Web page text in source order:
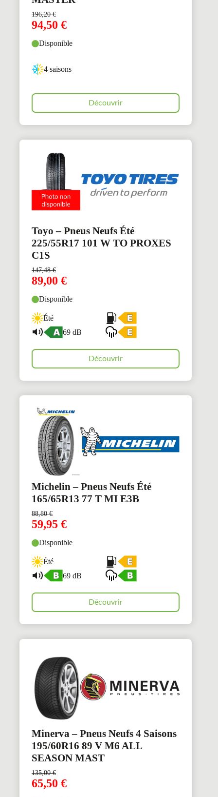
196,20€
94,50 €
Disponible
4 saisons
Découvrir
Toyo – Pneus Neufs Été
225/55R17 101 W TO PROXES
C1S
147,48€
89,00 €
Disponible
Été
69 dB
Découvrir
Michelin – Pneus Neufs Été
165/65R13 77 T MI E3B
88,80€
59,95 €
Disponible
Été
69 dB
Découvrir
Minerva – Pneus Neufs 4 Saisons
195/60R16 89 V M6 ALL
SEASON MAST
135,00€
65,50 €